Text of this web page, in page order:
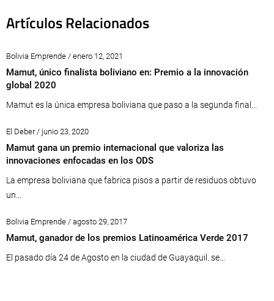
Artículos Relacionados
Bolivia Emprende / enero 12, 2021
Mamut, único finalista boliviano en: Premio a la innovación
global 2020
Mamut es la única empresa boliviana que paso a la segunda final...
El Deber / junio 23, 2020
Mamut gana un premio internacional que valoriza las
innovaciones enfocadas en los ODS
La empresa boliviana que fabrica pisos a partir de residuos obtuvo
un...
Bolivia Emprende / agosto 29, 2017
Mamut, ganador de los premios Latinoamérica Verde 2017
El pasado día 24 de Agosto en la ciudad de Guayaquil. se...